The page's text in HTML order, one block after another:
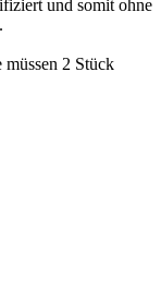
und somit ohne
müssen 2 Stück